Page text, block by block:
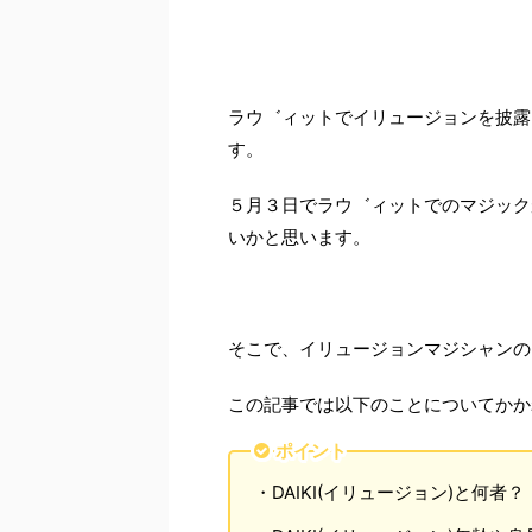
ラウ゛ィットでイリュージョンを披
す。
５月３日でラウ゛ィットでのマジッ
いかと思います。
そこで、イリュージョンマジシャン
この記事では以下のことについてか
ポイント
・DAIKI(イリュージョン)と何者？